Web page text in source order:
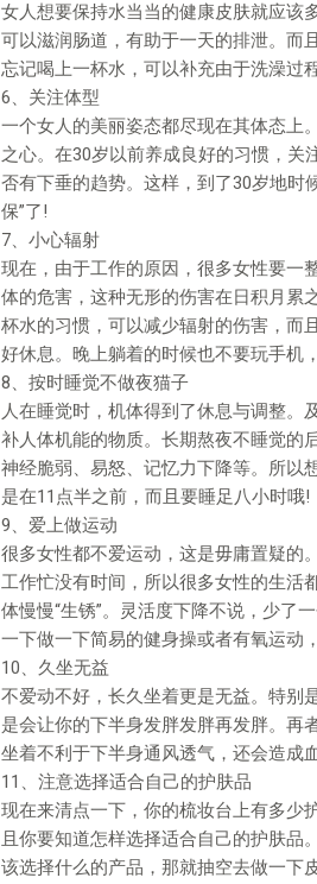
女人想要保持水当当的健康皮肤就应该
可以滋润肠道，有助于一天的排泄。而
忘记喝上一杯水，可以补充由于洗澡过
6、关注体型
一个女人的美丽姿态都尽现在其体态上
之心。在30岁以前养成良好的习惯，关
否有下垂的趋势。这样，到了30岁地时
保”了!
7、小心辐射
现在，由于工作的原因，很多女性要一
体的危害，这种无形的伤害在日积月累
杯水的习惯，可以减少辐射的伤害，而
好休息。晚上躺着的时候也不要玩手机
8、按时睡觉不做夜猫子
人在睡觉时，机体得到了休息与调整。
补人体机能的物质。长期熬夜不睡觉的
神经脆弱、易怒、记忆力下降等。所以
是在11点半之前，而且要睡足八小时哦!
9、爱上做运动
很多女性都不爱运动，这是毋庸置疑的
工作忙没有时间，所以很多女性的生活
体慢慢“生锈”。灵活度下降不说，少了
一下做一下简易的健身操或者有氧运动
10、久坐无益
不爱动不好，长久坐着更是无益。特别
是会让你的下半身发胖发胖再发胖。再
坐着不利于下半身通风透气，还会造成
11、注意选择适合自己的护肤品
现在来清点一下，你的梳妆台上有多少
且你要知道怎样选择适合自己的护肤品
该选择什么的产品，那就抽空去做一下